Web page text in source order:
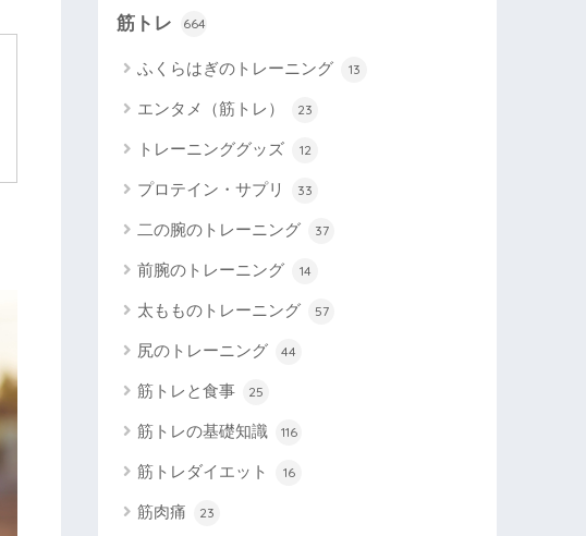
筋トレ 664
ふくらはぎのトレーニング 13
エンタメ（筋トレ） 23
トレーニンググッズ 12
プロテイン・サプリ 33
二の腕のトレーニング 37
前腕のトレーニング 14
太もものトレーニング 57
尻のトレーニング 44
筋トレと食事 25
筋トレの基礎知識 116
筋トレダイエット 16
筋肉痛 23